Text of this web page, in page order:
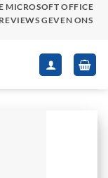
MICROSOFT OFFICE
GEVEN ONS